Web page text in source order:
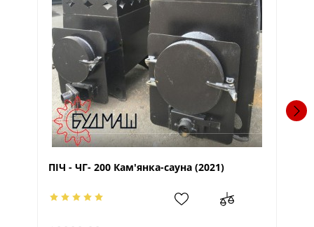
ПІЧ - ЧГ- 200 Кам'янка-сауна (2021)